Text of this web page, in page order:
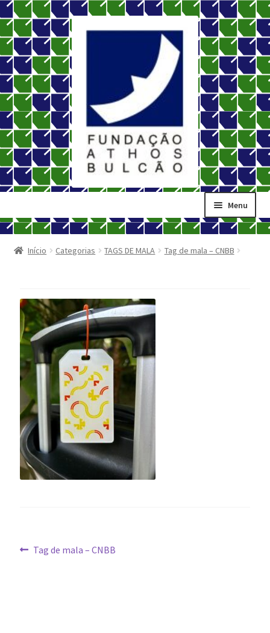
Pular
para
navegação
Pular
para
o
conteúdo
Menu
Início
Carrinho
Lista de Desejos
Minha conta
Seleção Especial
Serviço ao Consumidor
Sobre a Loja
Início Categorias TAGS DE MALA Tag de mala – CNBB
Navegação
Post
Tag de mala – CNBB